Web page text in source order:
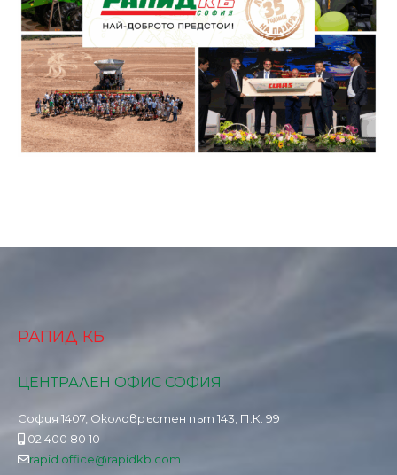
РАПИД КБ
ЦЕНТРАЛЕН ОФИС СОФИЯ
София 1407, Околовръстен път 143, П.К. 99
02 400 80 10
rapid.office@rapidkb.com